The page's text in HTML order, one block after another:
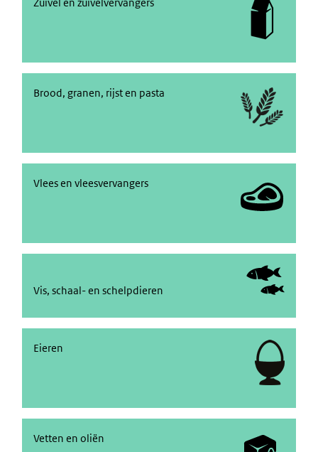
Brood, granen, rijst en pasta
Brood, granen, rijst en pasta
Vlees en vleesvervangers
Vlees en vleesvervangers
Vis, schaal- en schelpdieren
Eieren
Eieren
Vetten en oliën
Vetten en oliën